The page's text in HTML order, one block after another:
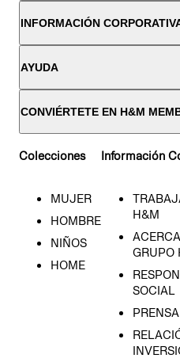
INFORMACIÓN
AYUDA
CONVIÉRTETE EN H&M
Colecciones
MUJER
HOMBRE
NIÑOS
HOME
Información
H&M
GRUPO
SOCIAL
PRENSA